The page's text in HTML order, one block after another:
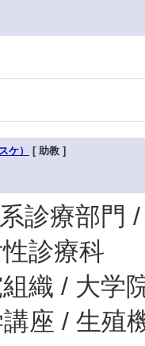
） [ 助教 ]
診療部門
診療科
織 / 大学
座 / 生殖